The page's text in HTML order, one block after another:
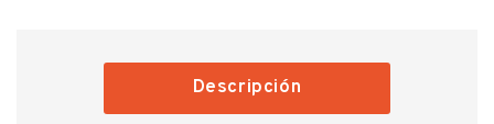
Descripción